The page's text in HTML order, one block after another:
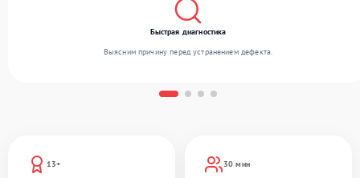
13+
30 мин
Быстрая диагностика
Выясним причину перед устранением дефекта.